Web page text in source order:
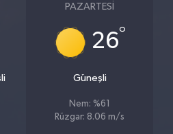
PAZARTESI
26°
Güneşli
Nem: %61
Rüzgar: 8.06 m/s